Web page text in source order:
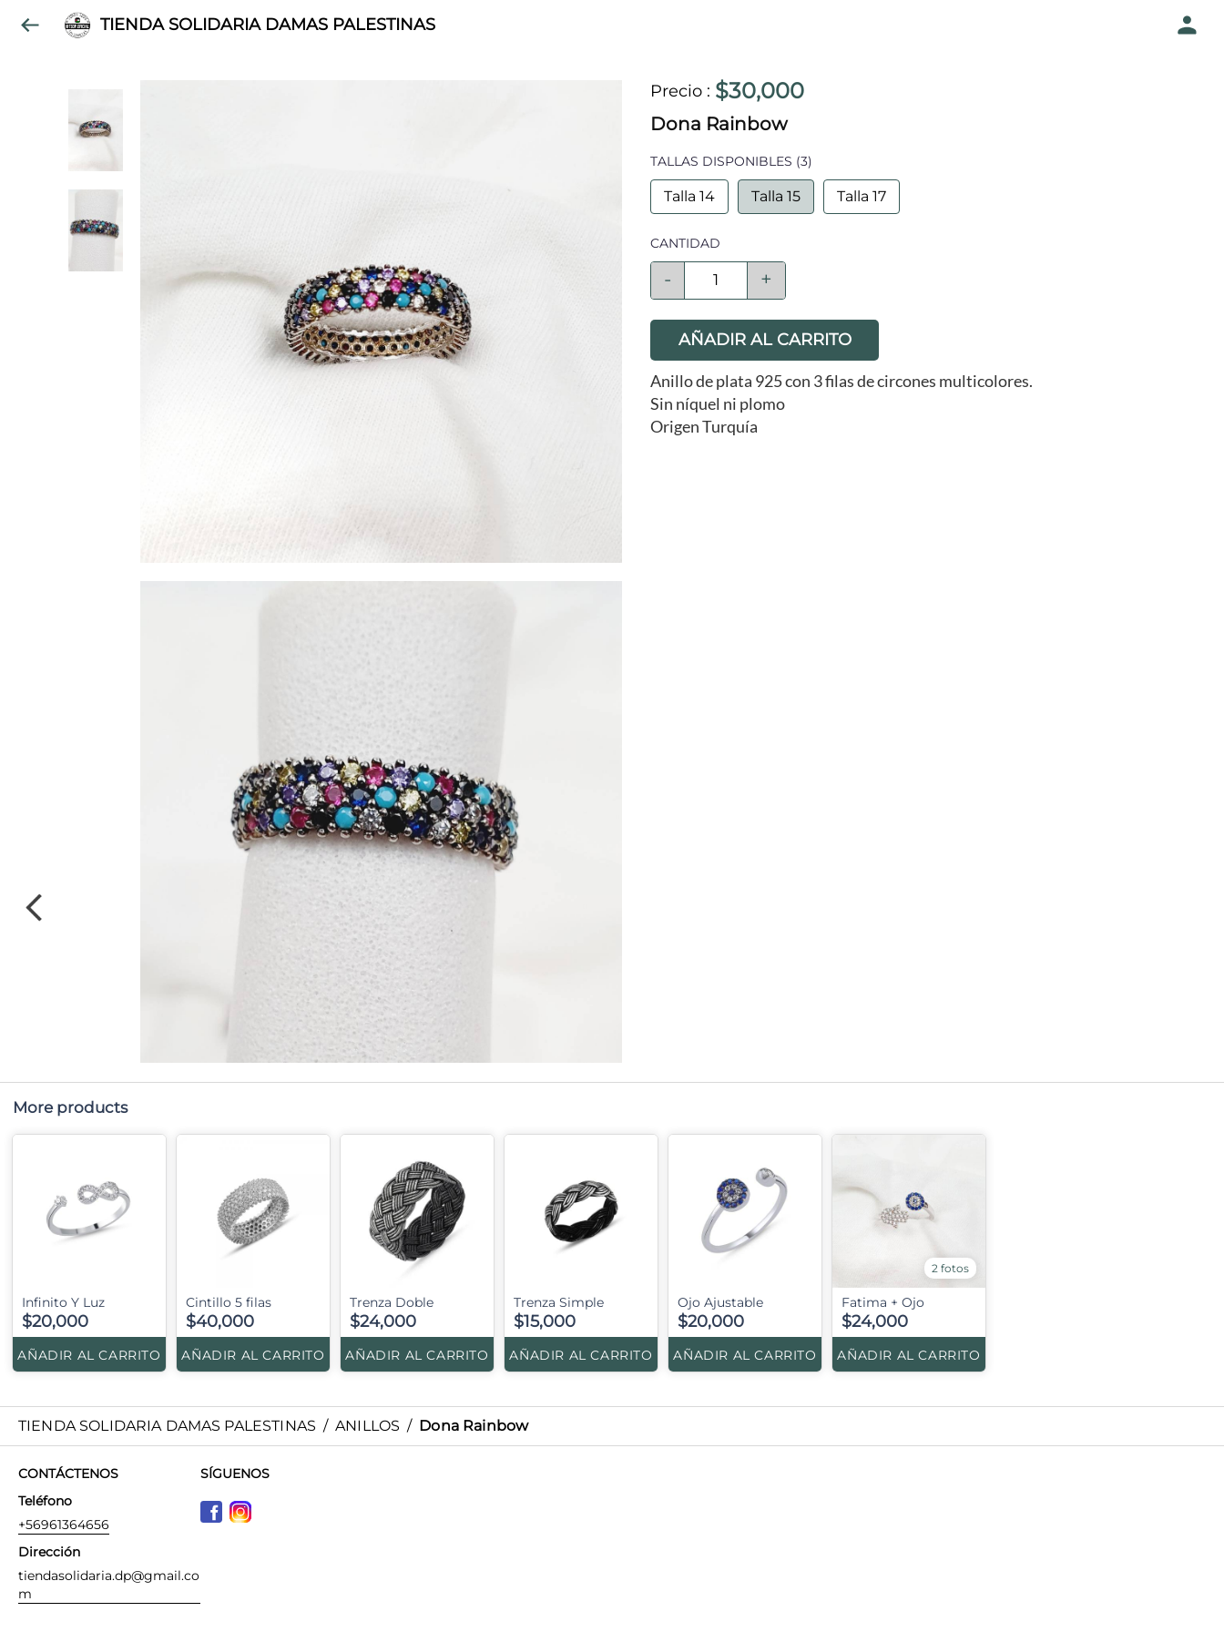
TIENDA SOLIDARIA DAMAS PALESTINAS
Precio : $30,000
Dona Rainbow
TALLAS DISPONIBLES (3)
Talla 14 Talla 15 Talla 17
CANTIDAD
- +
AÑADIR AL CARRITO
Anillo de plata 925 con 3 filas de circones multicolores.
Sin níquel ni plomo
Origen Turquía
More products
Infinito Y Luz
$20,000
AÑADIR AL CARRITO
Cintillo 5 filas
$40,000
AÑADIR AL CARRITO
Trenza Doble
$24,000
AÑADIR AL CARRITO
Trenza Simple
$15,000
AÑADIR AL CARRITO
Ojo Ajustable
$20,000
AÑADIR AL CARRITO
2 fotos
Fatima + Ojo
$24,000
AÑADIR AL CARRITO
TIENDA SOLIDARIA DAMAS PALESTINAS / ANILLOS / Dona Rainbow
CONTÁCTENOS
Teléfono
+56961364656
Dirección
tiendasolidaria.dp@gmail.co
m
SÍGUENOS